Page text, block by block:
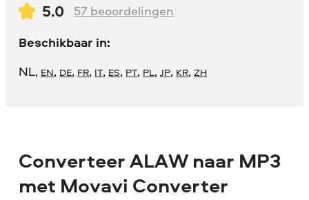
5.0 57 beoordelingen
Beschikbaar in:
NL, EN, DE, FR, IT, ES, PT, PL,JP, KR,ZH
Converteer ALAW naar MP3
met Movavi Converter